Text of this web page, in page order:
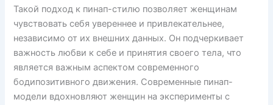
Такой подход к пинап-стилю позволяет женщинам
чувствовать себя увереннее и привлекательнее,
независимо от их внешних данных. Он подчеркивает
важность любви к себе и принятия своего тела, что
является важным аспектом современного
бодипозитивного движения. Современные пинап-
модели вдохновляют женщин на эксперименты с